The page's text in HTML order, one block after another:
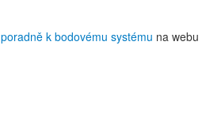
poradně k bodovému systému na webu